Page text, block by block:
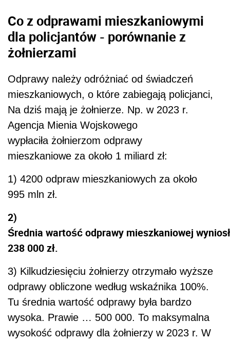
Co z odprawami mieszkaniowymi
dla policjantów - porównanie z
żołnierzami
Odprawy należy odróżniać od świadczeń
mieszkaniowych, o które zabiegają policjanci,
Na dziś mają je żołnierze. Np. w 2023 r.
Agencja Mienia Wojskowego
wypłaciła żołnierzom odprawy
mieszkaniowe za około 1 miliard zł:
1) 4200 odpraw mieszkaniowych za około
995 mln zł.
2)
Średnia wartość odprawy mieszkaniowej
238 000 zł.
3) Kilkudziesięciu żołnierzy otrzymało wyższe
odprawy obliczone według wskaźnika 100%.
Tu średnia wartość odprawy była bardzo
wysoka. Prawie … 500 000. To maksymalna
wysokość odprawy dla żołnierzy w 2023 r. W